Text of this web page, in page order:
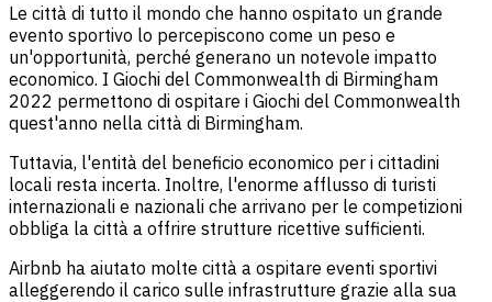
Le città di tutto il mondo che hanno ospitato un grande
evento sportivo lo percepiscono come un peso e
un'opportunità, perché generano un notevole impatto
economico. I Giochi del Commonwealth di Birmingham
2022 permettono di ospitare i Giochi del Commonwealth
quest'anno nella città di Birmingham.
Tuttavia, l'entità del beneficio economico per i cittadini
locali resta incerta. Inoltre, l'enorme afflusso di turisti
internazionali e nazionali che arrivano per le competizioni
obbliga la città a offrire strutture ricettive sufficienti.
Airbnb ha aiutato molte città a ospitare eventi sportivi
alleggerendo il carico sulle infrastrutture grazie alla sua